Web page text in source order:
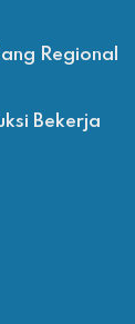
Regional
Bekerja